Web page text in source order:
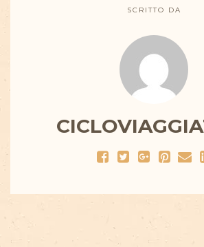
SCRITTO DA